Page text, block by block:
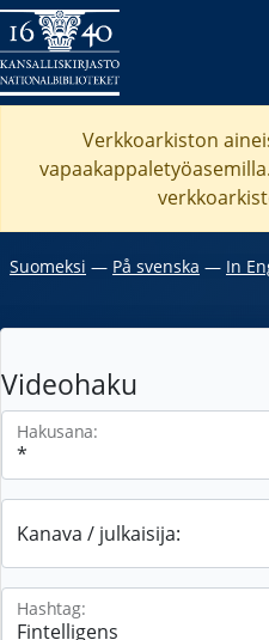
Verkkoarkiston
Suomeksi ― På svenska ― In
Videohaku
Hakusana:
Kanava / julkaisija:
Hashtag: